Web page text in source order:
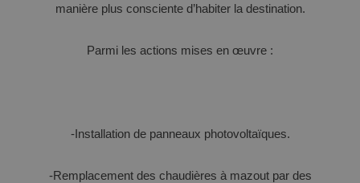
manière plus consciente d’habiter la destination.
Parmi les actions mises en œuvre :
-Installation de panneaux photovoltaïques.
-Remplacement des chaudières à mazout par des